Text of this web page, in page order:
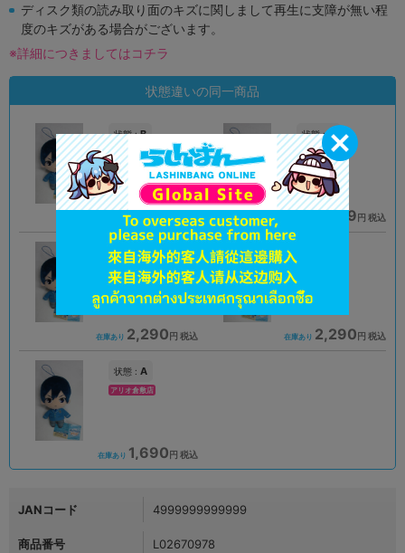
ディスク類の読み取り面のキズに関しまして再生に支障が無い程
度のキズがある場合がございます。
※詳細につきましてはコチラ
状態違いの同一商品
状態 :B
渋谷店
在庫あり 1,833円 税込
状態 :A
柏モディ店
3,069円 税込
状態 :A
札幌店本館
在庫あり 2,290円 税込 在庫あり 2,290円 税込
状態 : A
アリオ倉敷店
在庫あり 1,690円 税込
JANコード 4999999999999
商品番号 L02670978